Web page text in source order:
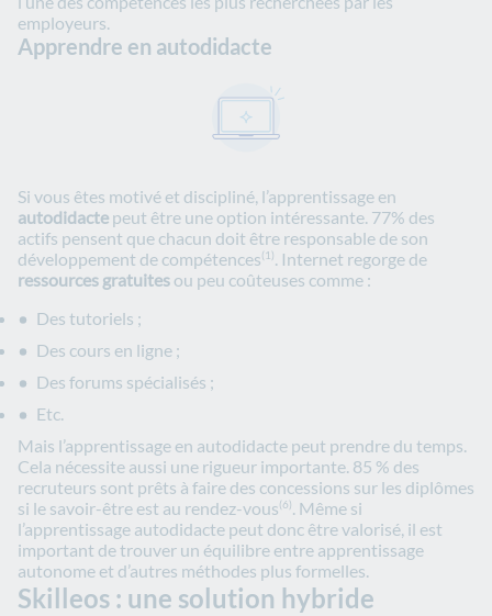
employeurs.
Apprendre en autodidacte
Si vous êtes motivé et discipliné, l’apprentissage en
autodidacte peut être une option intéressante. 77% des
actifs pensent que chacun doit être responsable de son
développement de compétences(1). Internet regorge de
ressources gratuites ou peu coûteuses comme :
Des tutoriels ;
Des cours en ligne ;
Des forums spécialisés ;
Etc.
Mais l’apprentissage en autodidacte peut prendre du temps.
Cela nécessite aussi une rigueur importante. 85 % des
recruteurs sont prêts à faire des concessions sur les diplômes
si le savoir-être est au rendez-vous(6). Même si
l’apprentissage autodidacte peut donc être valorisé, il est
important de trouver un équilibre entre apprentissage
autonome et d’autres méthodes plus formelles.
Skilleos : une solution hybride